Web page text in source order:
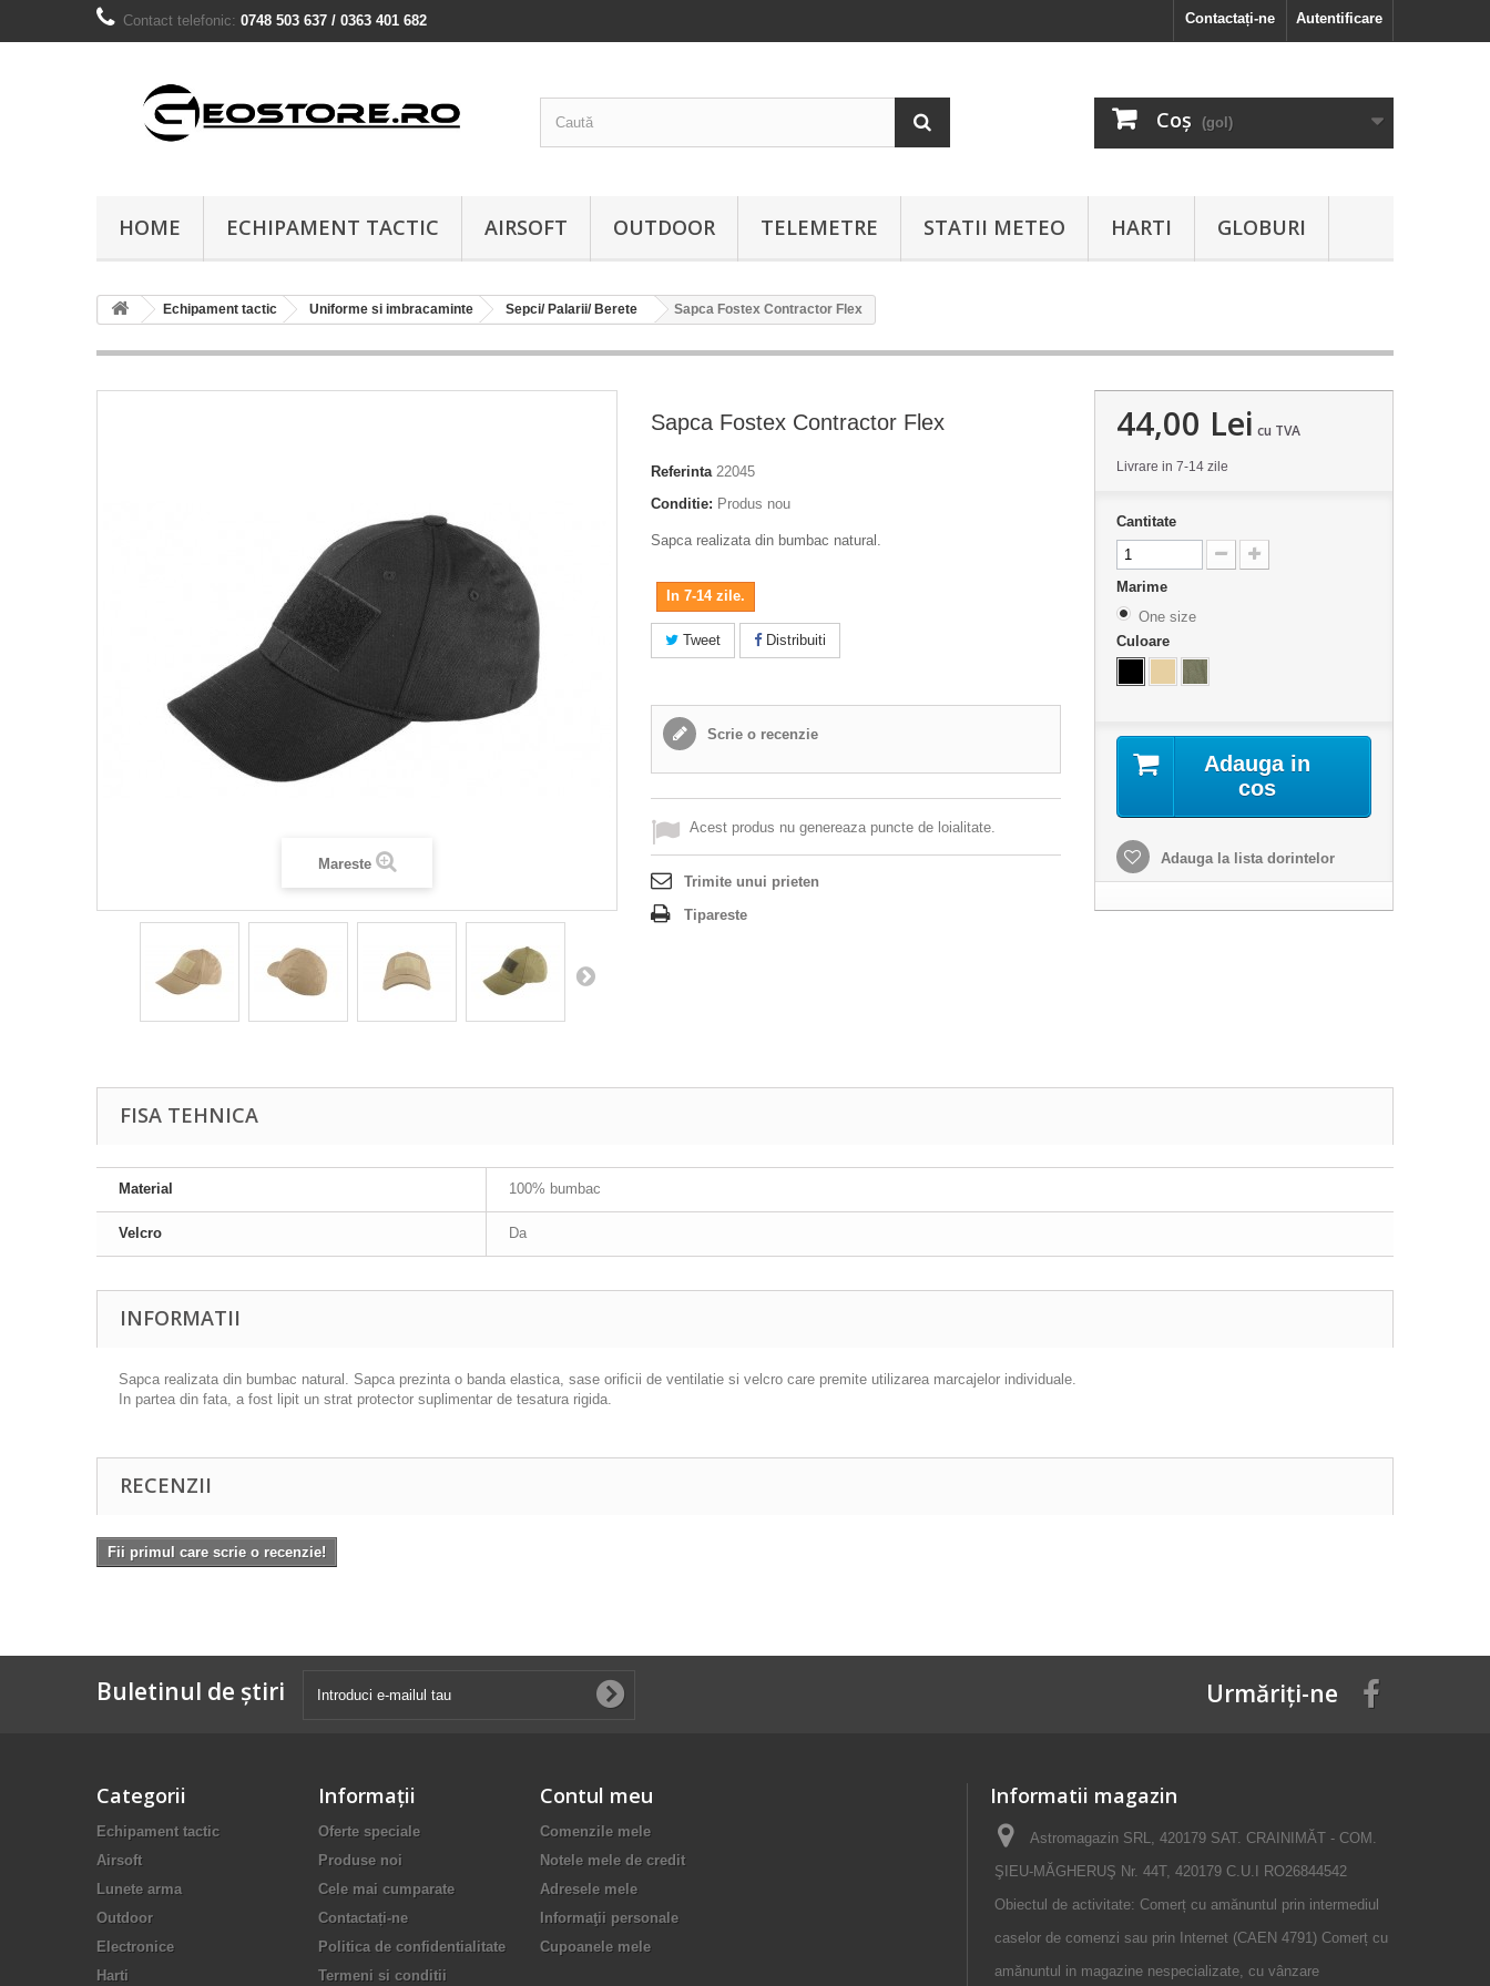
Autentificare
Contactați-ne
Contact telefonic: 0748 503 637 / 0363 401 682
Coş (gol)
HOME ECHIPAMENT TACTIC AIRSOFT OUTDOOR TELEMETRE STATII METEO HARTI GLOBURI
Echipament tactic Uniforme si imbracaminte Sepci/ Palarii/ Berete Sapca Fostex Contractor Flex
Mareste
Sapca Fostex Contractor Flex
Referinta 22045
Conditie: Produs nou
Sapca realizata din bumbac natural.
In 7-14 zile.
Tweet Distribuiti
Scrie o recenzie
Acest produs nu genereaza puncte de loialitate.
Trimite unui prieten
Tipareste
44,00 Lei cu TVA
Livrare in 7-14 zile
Cantitate
Marime
One size
Culoare
Adauga in
cos
Adauga la lista dorintelor
FISA TEHNICA
Material 100% bumbac
Velcro Da
INFORMATII
Sapca realizata din bumbac natural. Sapca prezinta o banda elastica, sase orificii de ventilatie si velcro care premite utilizarea marcajelor individuale.
In partea din fata, a fost lipit un strat protector suplimentar de tesatura rigida.
RECENZII
Fii primul care scrie o recenzie!
Buletinul de știri Urmăriți-ne
Categorii
Echipament tactic
Airsoft
Lunete arma
Outdoor
Electronice
Harti
Informaţii
Oferte speciale
Produse noi
Cele mai cumparate
Contactați-ne
Politica de confidentialitate
Termeni si conditii
Contul meu
Comenzile mele
Notele mele de credit
Adresele mele
Informaţii personale
Cupoanele mele
Informatii magazin
Astromagazin SRL, 420179 SAT. CRAINIMĂT - COM.
ŞIEU-MĂGHERUŞ Nr. 44T, 420179 C.U.I RO26844542
Obiectul de activitate: Comerț cu amănuntul prin intermediul
caselor de comenzi sau prin Internet (CAEN 4791) Comerț cu
amănuntul in magazine nespecializate, cu vânzare